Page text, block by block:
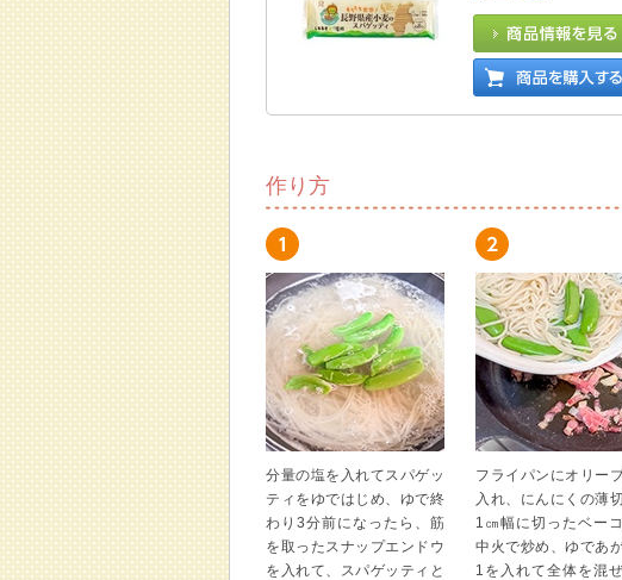
作り方
分量の塩を入れてスパゲッ
ティをゆではじめ、ゆで終
わり3分前になったら、筋
を取ったスナップエンドウ
を入れて、スパゲッティと
フライパンにオリー
入れ、にんにくの薄
1㎝幅に切ったベー
中火で炒め、ゆであ
1を入れて全体を混